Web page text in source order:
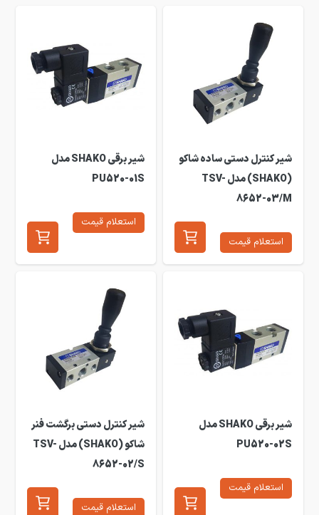
شیر کنترل دستی ساده شاکو
(SHAKO) مدل TSV-
8652-03/M
استعلام قیمت
شیر برقی SHAKO مدل
PU520-01S
استعلام قیمت
شیر برقی SHAKO مدل
PU520-02S
استعلام قیمت
شیر کنترل دستی برگشت فنر
شاکو (SHAKO) مدل TSV-
8652-02/S
استعلام قیمت